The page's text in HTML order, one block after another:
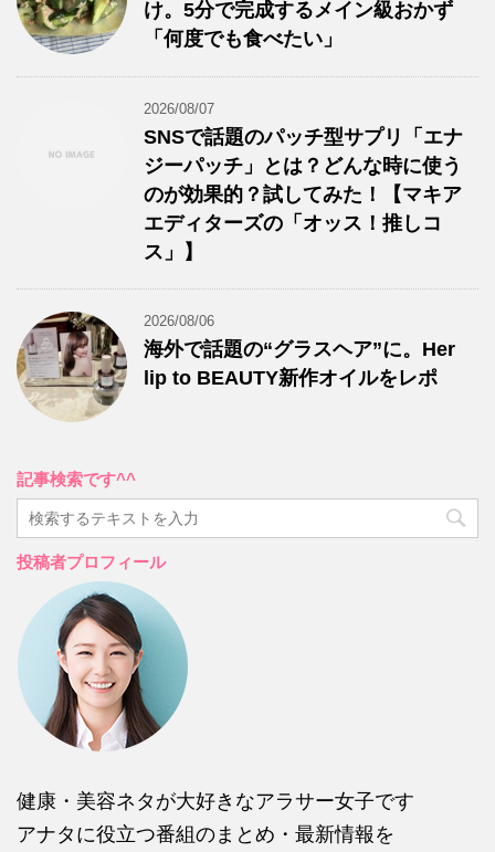
け。5分で完成するメイン級おかず
「何度でも食べたい」
2026/08/07
SNSで話題のパッチ型サプリ「エナ
ジーパッチ」とは？どんな時に使う
のが効果的？試してみた！【マキア
エディターズの「オッス！推しコ
ス」】
2026/08/06
海外で話題の“グラスヘア”に。Her
lip to BEAUTY新作オイルをレポ
記事検索です^^
投稿者プロフィール
健康・美容ネタが大好きなアラサー女子です
アナタに役立つ番組のまとめ・最新情報を